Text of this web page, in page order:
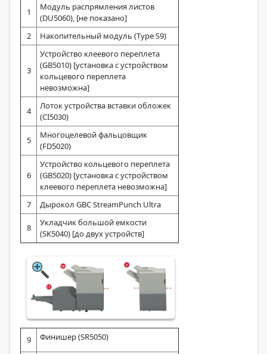
1
Модуль распрямления листов
(DU5060), [не показано]
2
Накопительный модуль (Type S9)
3
Устройство клеевого переплета
(GB5010) [установка с устройством
кольцевого переплета
невозможна]
4
Лоток устройства вставки обложек
(CI5030)
5
Многоцелевой фальцовщик
(FD5020)
6
Устройство кольцевого переплета
(GB5020) [установка с устройством
клеевого переплета невозможна]
7
Дырокол GBC StreamPunch Ultra
8
Укладчик большой емкости
(SK5040) [до двух устройств]
9 Финишер (SR5050)